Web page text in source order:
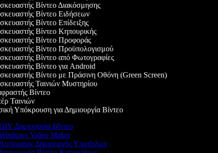
Βίντεο Διακόσμησης
Βίντεο Ειδήσεων
Βίντεο Επίδειξης
Βίντεο Κηπουρικής
Βίντεο Προφοράς
Βίντεο Προϋπολογισμού
Βίντεο από Φωτογραφίες
Βίντεο για Android
Βίντεο με Πράσινη Οθόνη (Green Screen)
Ταινιών Μυστηρίου
Βίντεο
Ταινιών
Υπόκρουση για Δημιουργία Βίντεο
Δημιουργία Βίντεο
Video Maker
Δημιουργός Υποτίτλων